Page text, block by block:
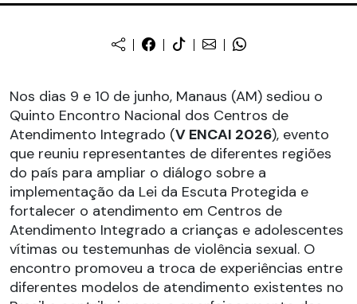
Nos dias 9 e 10 de junho, Manaus (AM) sediou o
Quinto Encontro Nacional dos Centros de
Atendimento Integrado (V ENCAI 2026), evento
que reuniu representantes de diferentes regiões
do país para ampliar o diálogo sobre a
implementação da Lei da Escuta Protegida e
fortalecer o atendimento em Centros de
Atendimento Integrado a crianças e adolescentes
vítimas ou testemunhas de violência sexual. O
encontro promoveu a troca de experiências entre
diferentes modelos de atendimento existentes no